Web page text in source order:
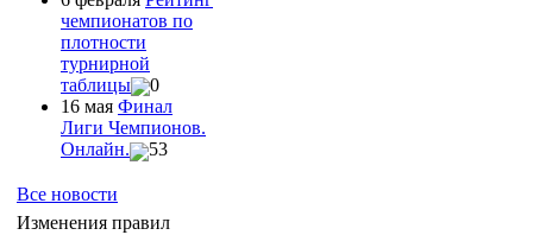
чемпионатов по
плотности
турнирной
таблицы
0
16 мая Финал
Лиги Чемпионов.
Онлайн.
53
Все новости
Изменения правил